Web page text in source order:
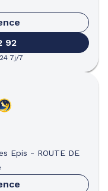
92
7j/7
Epis - ROUTE DE